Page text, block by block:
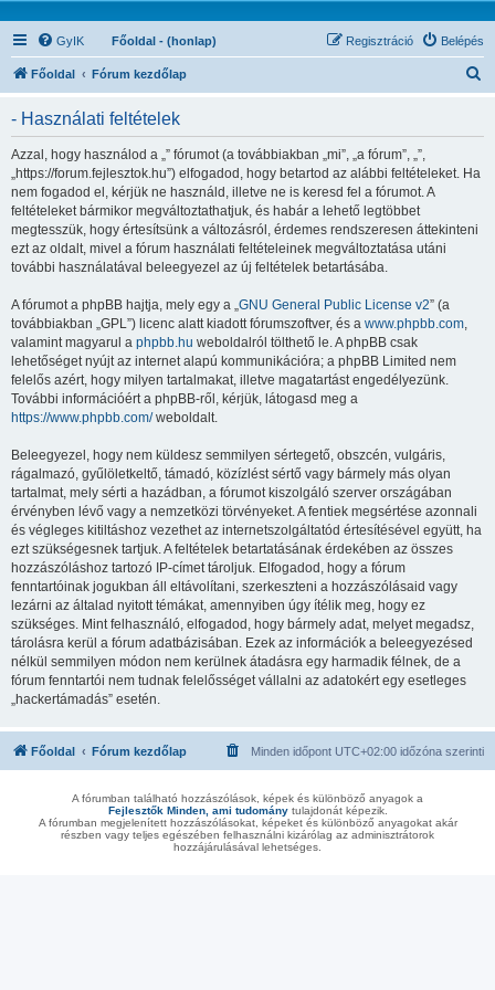
GyIK Főoldal - (honlap) Belépés
Regisztráció
Főoldal Fórum kezdőlap
- Használati feltételek
Azzal, hogy használod a „” fórumot (a továbbiakban „mi”, „a fórum”, „”,
„https://forum.fejlesztok.hu”) elfogadod, hogy betartod az alábbi feltételeket. Ha
nem fogadod el, kérjük ne használd, illetve ne is keresd fel a fórumot. A
feltételeket bármikor megváltoztathatjuk, és habár a lehető legtöbbet
megtesszük, hogy értesítsünk a változásról, érdemes rendszeresen áttekinteni
ezt az oldalt, mivel a fórum használati feltételeinek megváltoztatása utáni
további használatával beleegyezel az új feltételek betartásába.
A fórumot a phpBB hajtja, mely egy a „GNU General Public License v2” (a
továbbiakban „GPL”) licenc alatt kiadott fórumszoftver, és a www.phpbb.com,
valamint magyarul a phpbb.hu weboldalról tölthető le. A phpBB csak
lehetőséget nyújt az internet alapú kommunikációra; a phpBB Limited nem
felelős azért, hogy milyen tartalmakat, illetve magatartást engedélyezünk.
További információért a phpBB-ről, kérjük, látogasd meg a
https://www.phpbb.com/weboldalt.
Beleegyezel, hogy nem küldesz semmilyen sértegető, obszcén, vulgáris,
rágalmazó, gyűlöletkeltő, támadó, közízlést sértő vagy bármely más olyan
tartalmat, mely sérti a hazádban, a fórumot kiszolgáló szerver országában
érvényben lévő vagy a nemzetközi törvényeket. A fentiek megsértése azonnali
és végleges kitiltáshoz vezethet az internetszolgáltatód értesítésével együtt, ha
ezt szükségesnek tartjuk. A feltételek betartatásának érdekében az összes
hozzászóláshoz tartozó IP-címet tároljuk. Elfogadod, hogy a fórum
fenntartóinak jogukban áll eltávolítani, szerkeszteni a hozzászólásaid vagy
lezárni az általad nyitott témákat, amennyiben úgy ítélik meg, hogy ez
szükséges. Mint felhasználó, elfogadod, hogy bármely adat, melyet megadsz,
tárolásra kerül a fórum adatbázisában. Ezek az információk a beleegyezésed
nélkül semmilyen módon nem kerülnek átadásra egy harmadik félnek, de a
fórum fenntartói nem tudnak felelősséget vállalni az adatokért egy esetleges
„hackertámadás” esetén.
Főoldal Fórum kezdőlap Minden időpont UTC+02:00 időzóna szerinti
A fórumban található hozzászólások, képek és különböző anyagok a
Fejlesztők Minden, ami tudománytulajdonát képezik.
A fórumban megjelenített hozzászólásokat, képeket és különböző anyagokat akár
részben vagy teljes egészében felhasználni kizárólag az adminisztrátorok
hozzájárulásával lehetséges.